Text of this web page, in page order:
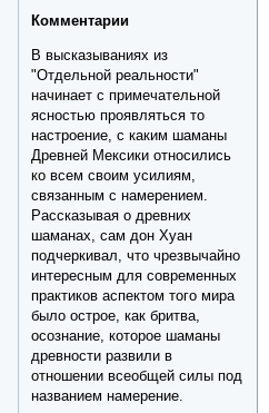
Комментарии
В высказываниях из
"Отдельной реальности"
начинает с примечательной
ясностью проявляться то
настроение, с каким шаманы
Древней Мексики относились
ко всем своим усилиям,
связанным с намерением.
Рассказывая о древних
шаманах, сам дон Хуан
подчеркивал, что чрезвычайно
интересным для современных
практиков аспектом того мира
было острое, как бритва,
осознание, которое шаманы
древности развили в
отношении всеобщей силы под
названием намерение.